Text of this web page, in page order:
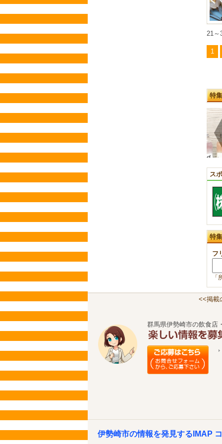
21～
1
特
ス
特
フ
<<掲載
群馬県伊勢崎市の飲食店
伊勢崎市の情報を発見するIMAP